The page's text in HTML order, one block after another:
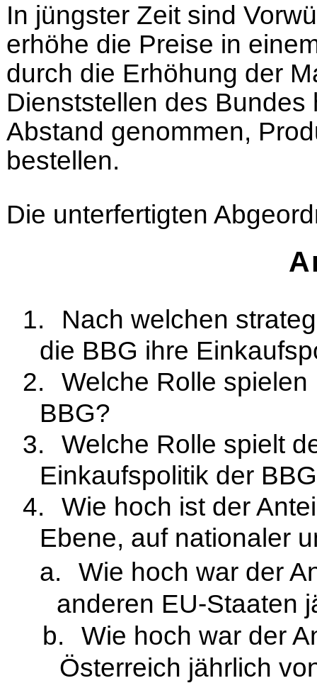
In jüngster Zeit sind
erhöhe die Preise in
durch die Erhöhung der
Dienststellen des
Abstand genommen,
bestellen.
Die unterfertigten
1.
Nach welchen
die BBG ihre
2.
Welche Rolle
BBG?
3.
Welche Rolle spielt
Einkaufspolitik der
4.
Wie hoch ist der
Ebene, auf nationaler
a.
Wie hoch war der
anderen EU-Staaten
b.
Wie hoch war der
Österreich jährlich